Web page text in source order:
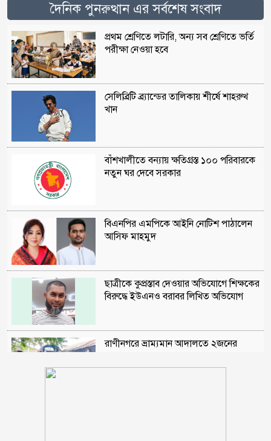
দৈনিক পুনরুত্থান এর সর্বশেষ সংবাদ
প্রথম শ্রেণিতে লটারি, অন্য সব শ্রেণিতে ভর্তি
পরীক্ষা নেওয়া হবে
সেলিব্রিটি ব্র্যান্ডের তালিকায় শীর্ষে শাহরুখ
খান
বাঁশখালীতে বন্যায় ক্ষতিগ্রস্ত ১০০ পরিবারকে
নতুন ঘর দেবে সরকার
বিএনপির এমপিকে আইনি নোটিশ পাঠালেন
আসিফ মাহমুদ
ছাত্রীকে কুপ্রস্তাব দেওয়ার অভিযোগে শিক্ষকের
বিরুদ্ধে ইউএনও বরাবর লিখিত অভিযোগ
রাণীনগরে ভ্রাম্যমান আদালতে ২জনের